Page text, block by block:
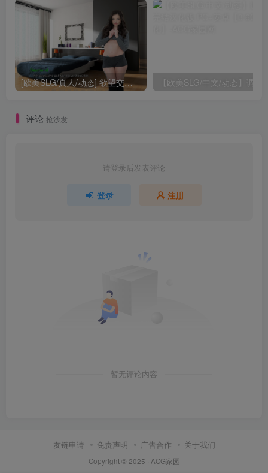
[欧美SLG/真人/动态] 欲望交响曲 Symphony of Lust v0.4.50 汉化版 [PC+安卓-9.80G]
评论 抢沙发
请登录后发表评论
登录 注册
暂无评论内容
友链申请 免责声明 广告合作 关于我们
Copyright © 2025 · ACG家园